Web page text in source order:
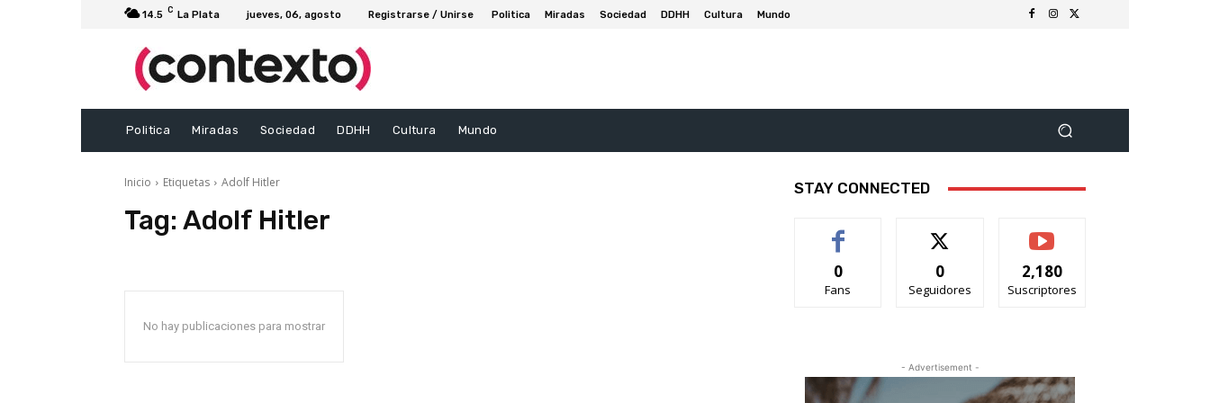
14.5 C La Plata jueves, 06, agosto Registrarse / Unirse Politica Miradas Sociedad DDHH Cultura Mundo
Politica Miradas Sociedad DDHH Cultura Mundo
Inicio Etiquetas Adolf Hitler
Tag: Adolf Hitler
No hay publicaciones para mostrar
STAY CONNECTED
0
Fans
0
Seguidores
2,180
Suscriptores
- Advertisement -